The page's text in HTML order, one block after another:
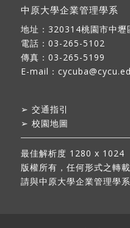
中原大學企業管理學系
地址： 320314桃園市中壢
電話：03-265-5102
傳真：03-265-5199
E-mail：
➢ 交通指引
➢ 校園地圖
最佳解析度 1280 x 1024
版權所有，任何形式之轉載
請與中原大學企業管理學